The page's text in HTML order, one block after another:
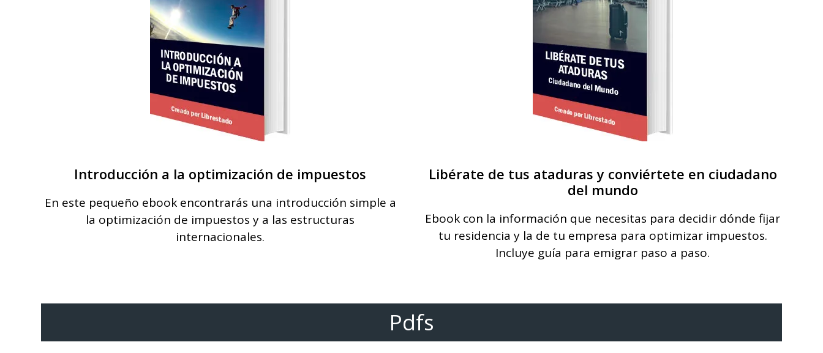
Introducción a la optimización de impuestos
En este pequeño ebook encontrarás una introducción simple a
la optimización de impuestos y a las estructuras
internacionales.
Libérate de tus ataduras y conviértete en ciudadano
del mundo
Ebook con la información que necesitas para decidir dónde fijar
tu residencia y la de tu empresa para optimizar impuestos.
Incluye guía para emigrar paso a paso.
Pdfs